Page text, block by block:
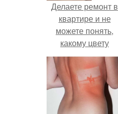
Делаете ремонт в
квартире и не
можете понять,
какому цвету
ламината и
межкомнатных
дверей отдать
предпочтение?